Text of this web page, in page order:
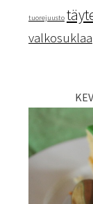
tuorejuusto
valkosuklaa